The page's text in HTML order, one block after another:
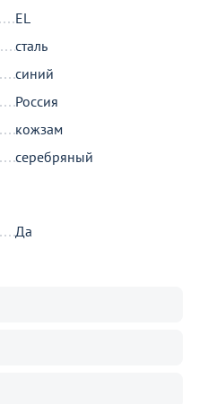
EL
сталь
синий
Россия
кожзам
серебряный
Да